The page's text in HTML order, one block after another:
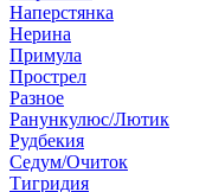
Наперстянка
Нерина
Примула
Прострел
Разное
Ранункулюс/Лютик
Рудбекия
Седум/Очиток
Тигридия